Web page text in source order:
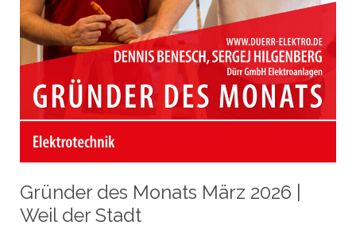
Gründer des Monats März 2026 |
Weil der Stadt